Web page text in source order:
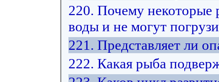
220. Почему некоторые
воды и не могут
221. Представляет ли
222. Какая рыба